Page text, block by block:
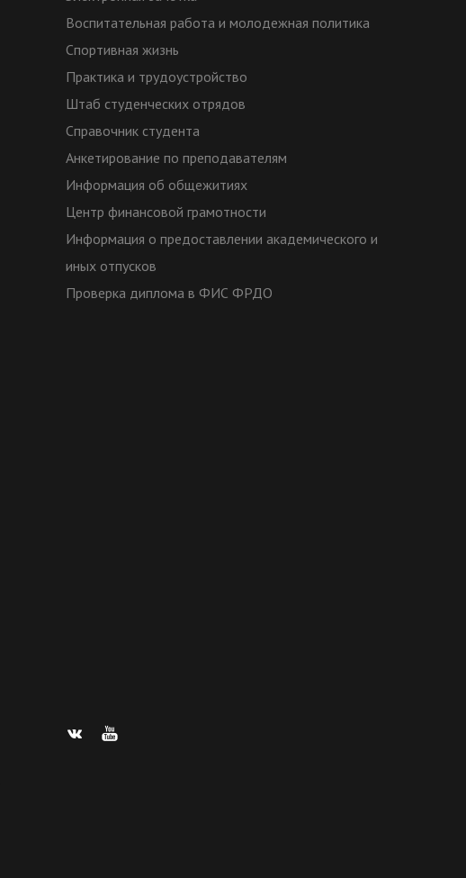
Воспитательная работа и молодежная политика
Спортивная жизнь
Практика и трудоустройство
Штаб студенческих отрядов
Справочник студента
Анкетирование по преподавателям
Информация об общежитиях
Центр финансовой грамотности
Информация о предоставлении академического и
иных отпусков
Проверка диплома в ФИС ФРДО